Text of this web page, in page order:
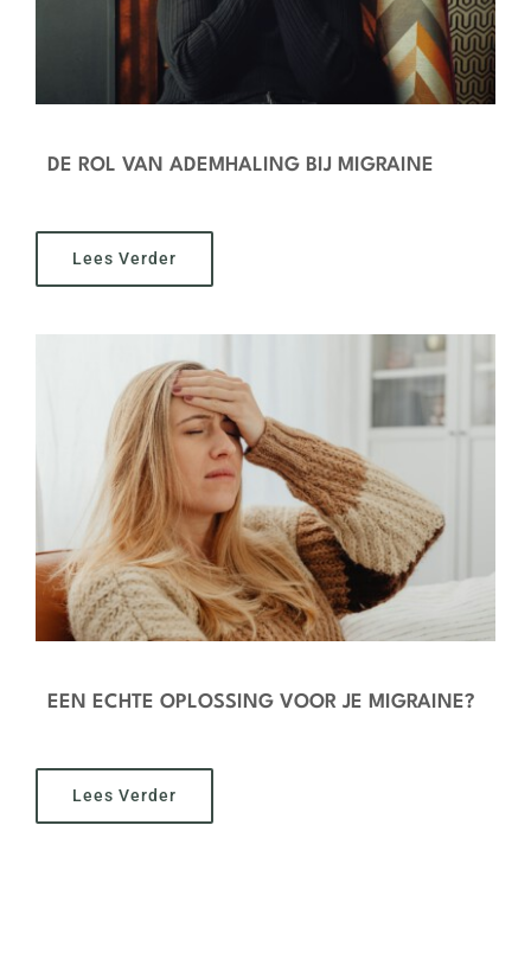
DE ROL VAN ADEMHALING BIJ MIGRAINE
Lees Verder
EEN ECHTE OPLOSSING VOOR JE MIGRAINE?
Lees Verder